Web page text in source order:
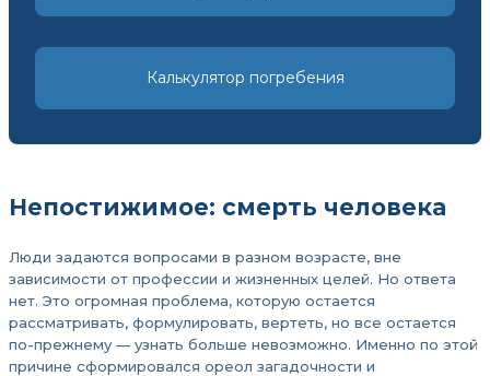
Калькулятор погребения
Непостижимое: смерть человека
Люди задаются вопросами в разном возрасте, вне
зависимости от профессии и жизненных целей. Но ответа
нет. Это огромная проблема, которую остается
рассматривать, формулировать, вертеть, но все остается
по-прежнему — узнать больше невозможно. Именно по этой
причине сформировался ореол загадочности и